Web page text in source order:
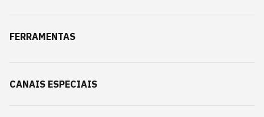
FERRAMENTAS
CANAIS ESPECIAIS